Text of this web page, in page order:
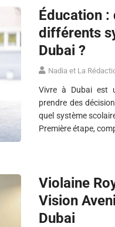
Éducation :
différents
Dubai ?
Nadia et La
Vivre à Dubai est
prendre des
quel système
Première étape,
Violaine
Vision
Dubai